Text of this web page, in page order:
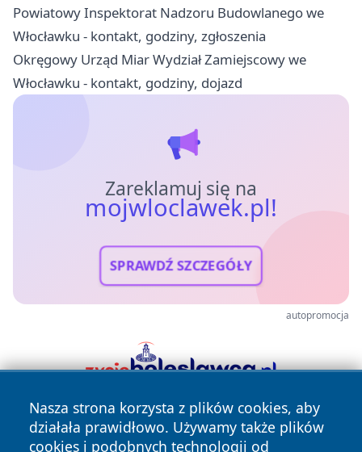
Powiatowy Inspektorat Nadzoru Budowlanego we
Włocławku - kontakt, godziny, zgłoszenia
Okręgowy Urząd Miar Wydział Zamiejscowy we
Włocławku - kontakt, godziny, dojazd
Zareklamuj się na
mojwloclawek.pl!
SPRAWDŹ SZCZEGÓŁY
autopromocja
Nasza strona korzysta z plików cookies, aby
działała prawidłowo. Używamy także plików
cookies i podobnych technologii od